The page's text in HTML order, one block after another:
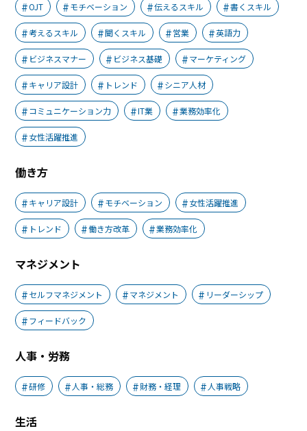
OJT モチベーション 伝えるスキル 書くスキル
考えるスキル 聞くスキル 営業 英語力
ビジネスマナー ビジネス基礎 マーケティング
キャリア設計 トレンド シニア人材
コミュニケーション力 IT業 業務効率化
女性活躍推進
働き方
キャリア設計 モチベーション 女性活躍推進
トレンド 働き方改革 業務効率化
マネジメント
セルフマネジメント マネジメント リーダーシップ
フィードバック
人事・労務
研修 人事・総務 財務・経理 人事戦略
生活